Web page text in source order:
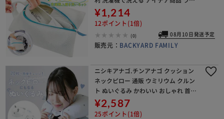
ドリーネット 靴用ネット 学生 メッシ
ュ 洗濯グッズ 母の日 プレゼント
¥1,214
12ポイント(1倍)
(0) 08月10日発送予定
販売元： BACKYARD FAMILY
ニシキアナゴ.チンアナゴ クッション
ネックピロー 通販 ウミリウム クルン
ト ぬいぐるみ かわいい おしゃれ 首枕
飛行機 車 旅行 キャンプ ピロークッシ
ョン 子供 キッズ 枕 ギフト クルント2
¥2,587
25ポイント(1倍)